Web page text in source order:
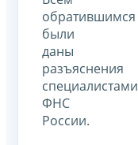
обратившимся
были
даны
разъяснения
специалистами
ФНС
России.